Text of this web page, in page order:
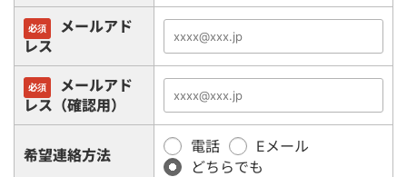
必須
メールアド
レス
必須
メールアド
レス（確認用）
希望連絡方法
電話
Eメール
どちらでも